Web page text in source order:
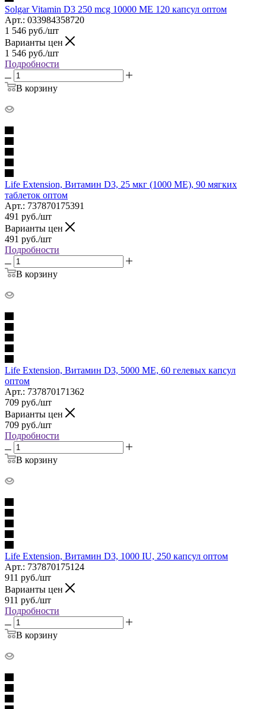
Solgar Vitamin D3 250 mcg 10000 МЕ 120 капсул оптом
Арт.: 033984358720
1 546 руб./шт
Варианты цен
1 546 руб./шт
Подробности
В корзину
Life Extension, Витамин D3, 25 мкг (1000 МЕ), 90 мягких
таблеток оптом
Арт.: 737870175391
491 руб./шт
Варианты цен
491 руб./шт
Подробности
В корзину
Life Extension, Витамин D3, 5000 МЕ, 60 гелевых капсул
оптом
Арт.: 737870171362
709 руб./шт
Варианты цен
709 руб./шт
Подробности
В корзину
Life Extension, Витамин D3, 1000 IU, 250 капсул оптом
Арт.: 737870175124
911 руб./шт
Варианты цен
911 руб./шт
Подробности
В корзину